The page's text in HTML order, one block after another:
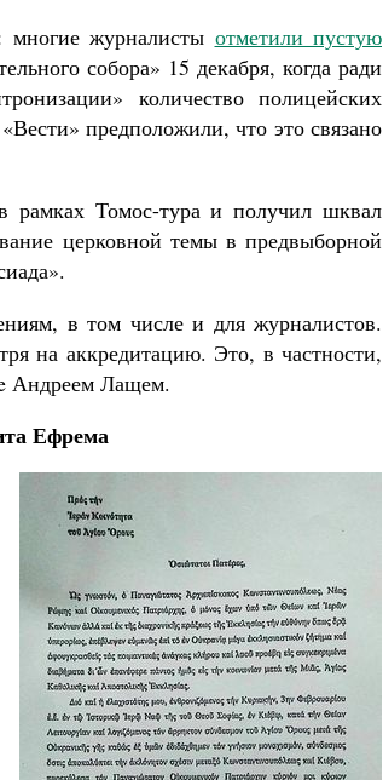
журналисты отметили пустую
собора» 15 декабря, когда ради
количество полицейских
предположили, что это связано
рамках Томос-тура и получил шквал
церковной темы в предвыборной
в том числе и для журналистов.
на аккредитацию. Это, в частности,
Андреем Лащем.
Ефрема